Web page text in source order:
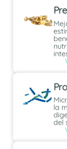
la
del